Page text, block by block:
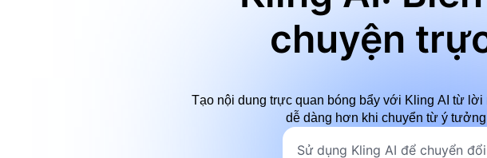
chuyện
Tạo nội dung trực quan bóng bẩy với Kling AI từ
dễ dàng hơn khi chuyển từ ý